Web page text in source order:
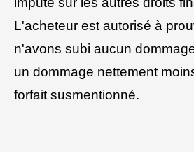
L'acheteur est autorisé à
n'avons subi aucun
un dommage nettement
forfait susmentionné.